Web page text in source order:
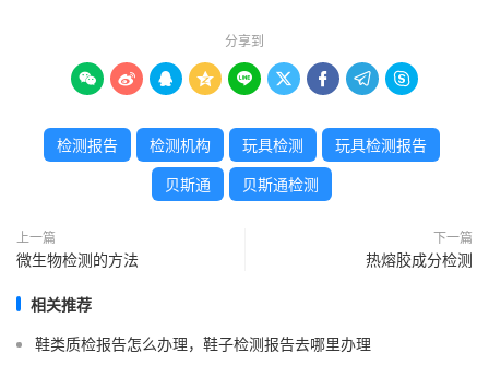
分享到
        
检测报告 检测机构 玩具检测 玩具检测报告
贝斯通 贝斯通检测
上一篇
微生物检测的方法
下一篇
热熔胶成分检测
相关推荐
鞋类质检报告怎么办理，鞋子检测报告去哪里办理